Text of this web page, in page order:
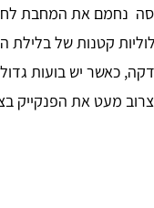
נחמם את המחבת
קטנות של בלילת
כאשר יש בועות
מעט את הפנקייק